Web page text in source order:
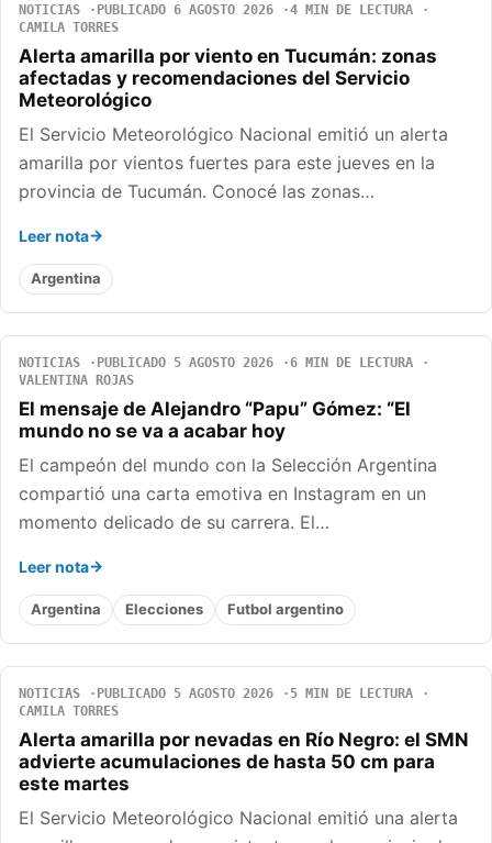
NOTICIAS PUBLICADO 6 AGOSTO 2026
4 MIN DE LECTURA
CAMILA TORRES
Alerta amarilla por viento en Tucumán: zonas
afectadas y recomendaciones del Servicio
Meteorológico
El Servicio Meteorológico Nacional emitió un alerta
amarilla por vientos fuertes para este jueves en la
provincia de Tucumán. Conocé las zonas…
Leer nota
Argentina
NOTICIAS PUBLICADO 5 AGOSTO 2026
6 MIN DE LECTURA
VALENTINA ROJAS
El mensaje de Alejandro “Papu” Gómez: “El
mundo no se va a acabar hoy
El campeón del mundo con la Selección Argentina
compartió una carta emotiva en Instagram en un
momento delicado de su carrera. El…
Leer nota
Argentina Elecciones Futbol argentino
NOTICIAS PUBLICADO 5 AGOSTO 2026
5 MIN DE LECTURA
CAMILA TORRES
Alerta amarilla por nevadas en Río Negro: el SMN
advierte acumulaciones de hasta 50 cm para
este martes
El Servicio Meteorológico Nacional emitió una alerta